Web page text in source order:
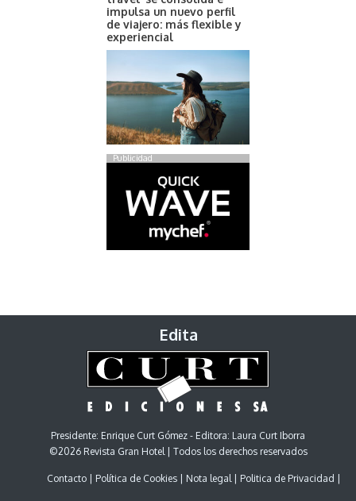
impulsa un nuevo perfil
de viajero: más flexible y
experiencial
Publicidad
Edita
Presidente: Enrique Curt Gómez - Editora: Laura Curt Iborra
©2026 Revista Gran Hotel | Todos los derechos reservados
Contacto Política de Cookies Nota legal Politica de Privacidad